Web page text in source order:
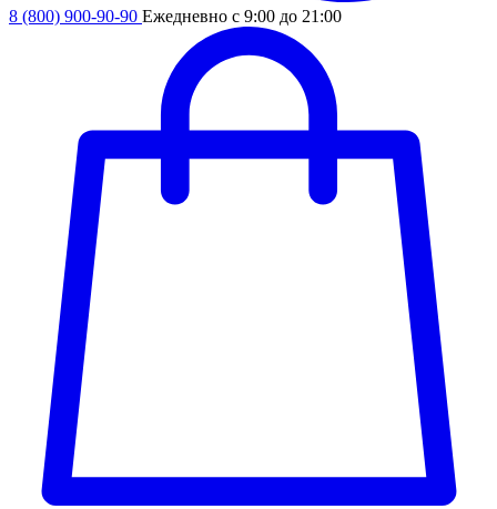
8 (800) 900-90-90 Ежедневно с 9:00 до 21:00